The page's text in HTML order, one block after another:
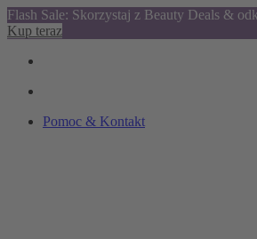
Flash Sale: Skorzystaj z Beauty Deals &
Kup teraz
Pomoc & Kontakt